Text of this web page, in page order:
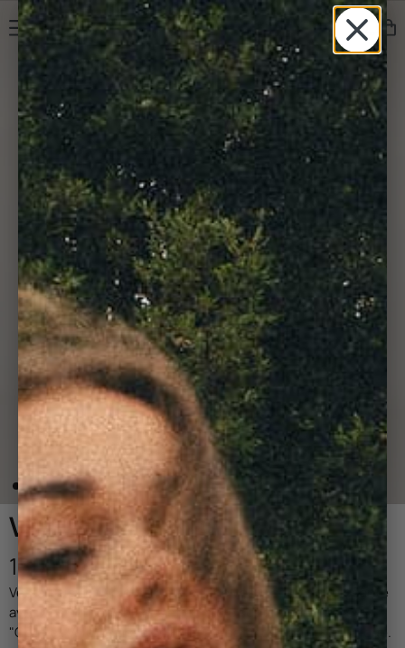
VESTE DAISY NOIRE
180,00 €
Veste Daisy en Velours Côtelé. Une vestecourteet élégante
avec
ses
boutons blancs effet nacré subtilement gravés
"Côtelé". V
elours tissé en France à partir de coton biologique.